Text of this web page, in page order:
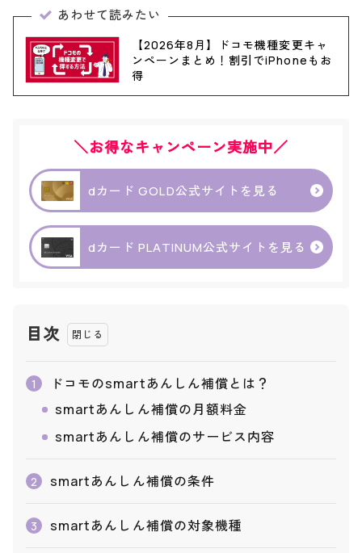
あわせて読みたい
【2026年8月】ドコモ機種変更キャ
ンペーンまとめ！割引でiPhoneもお
得
＼お得なキャンペーン実施中／
dカード GOLD公式サイトを見る
dカード PLATINUM公式サイトを見る
目次
1
ドコモのsmartあんしん補償とは？
smartあんしん補償の月額料金
smartあんしん補償のサービス内容
2 smartあんしん補償の条件
3 smartあんしん補償の対象機種